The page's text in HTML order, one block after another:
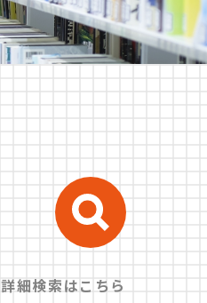
詳細検索はこちら